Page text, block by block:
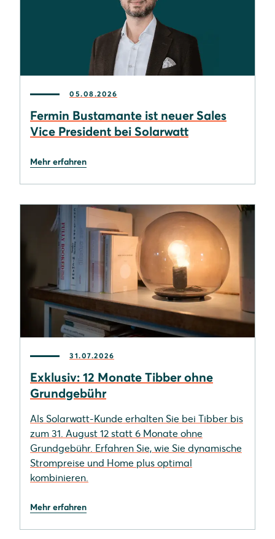
05.08.2026
Fermin Bustamante ist neuer Sales
Vice President bei Solarwatt
Mehr erfahren
31.07.2026
Exklusiv: 12 Monate Tibber ohne
Grundgebühr
Als Solarwatt-Kunde erhalten Sie bei Tibber bis
zum 31. August 12 statt 6 Monate ohne
Grundgebühr. Erfahren Sie, wie Sie dynamische
Strompreise und Home plus optimal
kombinieren.
Mehr erfahren